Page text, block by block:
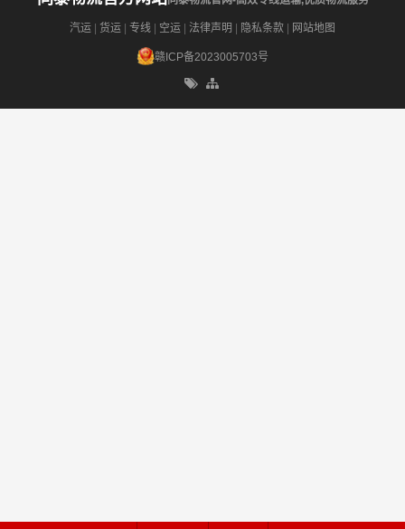
汽运 | 货运 | 专线 | 空运 | 法律声明 | 隐私条款 | 网站地图
赣ICP备2023005703号